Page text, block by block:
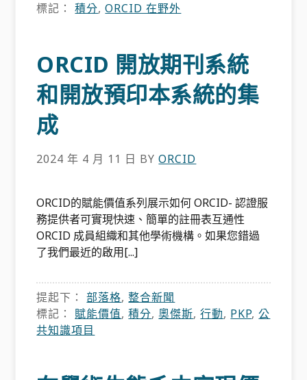
標記：積分,ORCID 在野外
ORCID 開放期刊系統
和開放預印本系統的集
成
2024 年 4 月 11 日 BYORCID
ORCID的賦能價值系列展示如何 ORCID- 認證服
務提供者可實現快速、簡單的註冊表互通性
ORCID 成員組織和其他學術機構。如果您錯過
了我們最近的啟用[...]
提起下：部落格,整合新聞
標記： 賦能價值,積分,奧傑斯,行動, PKP,公
共知識項目